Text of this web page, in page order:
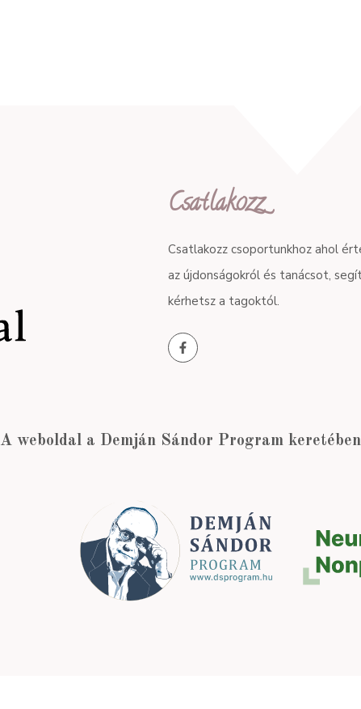
Csatlakozz
Csatlakozz csoportunkhoz ahol
az újdonságokról és tanácsot,
kérhetsz a tagoktól.
A weboldal a Demján Sándor Program